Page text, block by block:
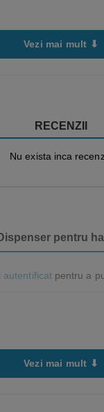
Vezi mai mult ⬇
RECENZII
Nu exista inca
pentru
autentificatpentru a
Vezi mai mult ⬇